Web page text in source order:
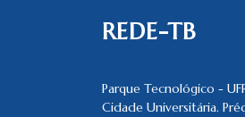
REDE-TB
Parque Tecnológico -
Cidade Universitária.